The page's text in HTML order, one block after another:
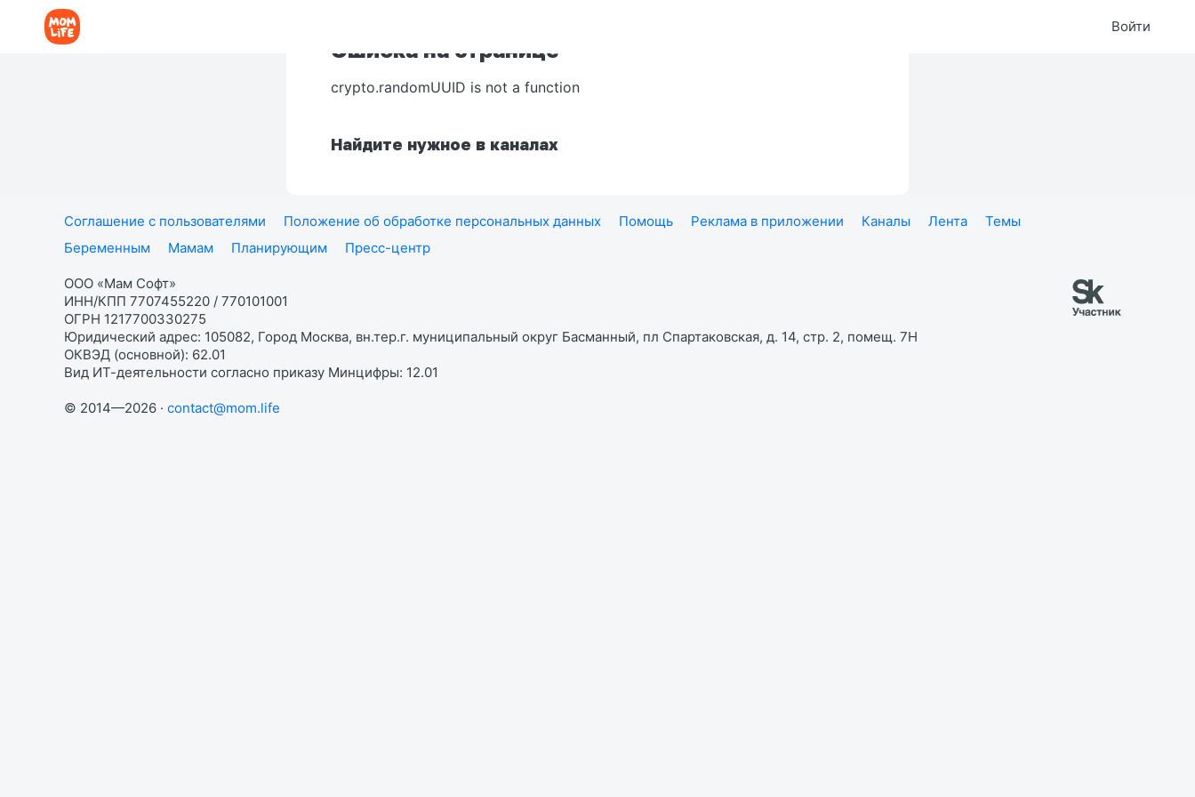
Войти
Ошибка на странице
crypto.randomUUID is not a function
Найдите нужное в каналах
Соглашение с пользователями Положение об обработке персональных данных Помощь Реклама в приложении Каналы Лента
Темы
Беременным
Мамам Планирующим Пресс-центр
ООО «Мам Софт»
ИНН/КПП 7707455220 / 770101001
ОГРН 1217700330275
Юридический адрес: 105082, Город Москва, вн.тер.г. муниципальный округ Басманный, пл Спартаковская, д. 14, стр. 2, помещ. 7Н
ОКВЭД (основной): 62.01
Вид ИТ-деятельности согласно приказу Минцифры: 12.01
© 2014—2026 · contact@mom.life